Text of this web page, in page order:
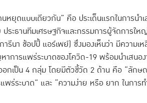
หยุดแบบเดียวกัน” คือ ประเด็นแรกในการนำ
ประธานทีมเศรษฐกิจและกรรมการผู้จัดการให
รีนา ช้อปปี้ แอร์เพย์) ซึ่งมองเห็นว่า มีความเ
าการแพร่ระบาดของโควิด-19 พร้อมนำเสนอ
กเป็น 4 กลุ่ม โดยมีตัวชี้วัด 2 ด้าน คือ “ลักษ
ร่ระบาด” และ “ความง่าย หรือ ยาก ในการท